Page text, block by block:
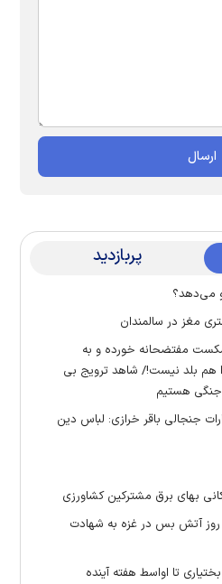
پربازدید
می‌دهد؟
مفتضحانه خورده و به
هم بلد نیست!/ شاهد ترویج بی
جنگی هستیم
جنجالی باقر خرازی: لباس دین
بهای برق مشترکین کشاورزی
یونیسف: ۳۰۰ کودک طی ۳۰۰ روز آتش بس در غزه به شهادت
تا اواسط هفته آینده